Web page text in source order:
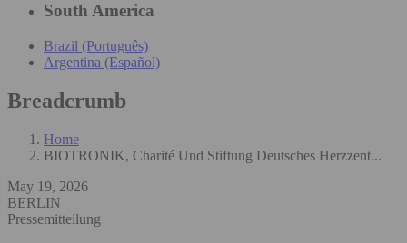
South America
Brazil (Português)
Argentina (Español)
Breadcrumb
Home
BIOTRONIK, Charité Und Stiftung Deutsches Herzzent...
May 19, 2026
BERLIN
Pressemitteilung